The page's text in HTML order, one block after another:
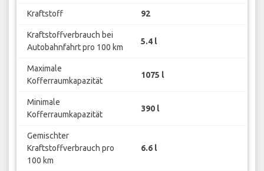
Kraftstoff 92
Kraftstoffverbrauch bei
Autobahnfahrt pro 100 km
5.4 l
Maximale
Kofferraumkapazität
1075 l
Minimale
Kofferraumkapazität
390 l
Gemischter
Kraftstoffverbrauch pro
100 km
6.6 l